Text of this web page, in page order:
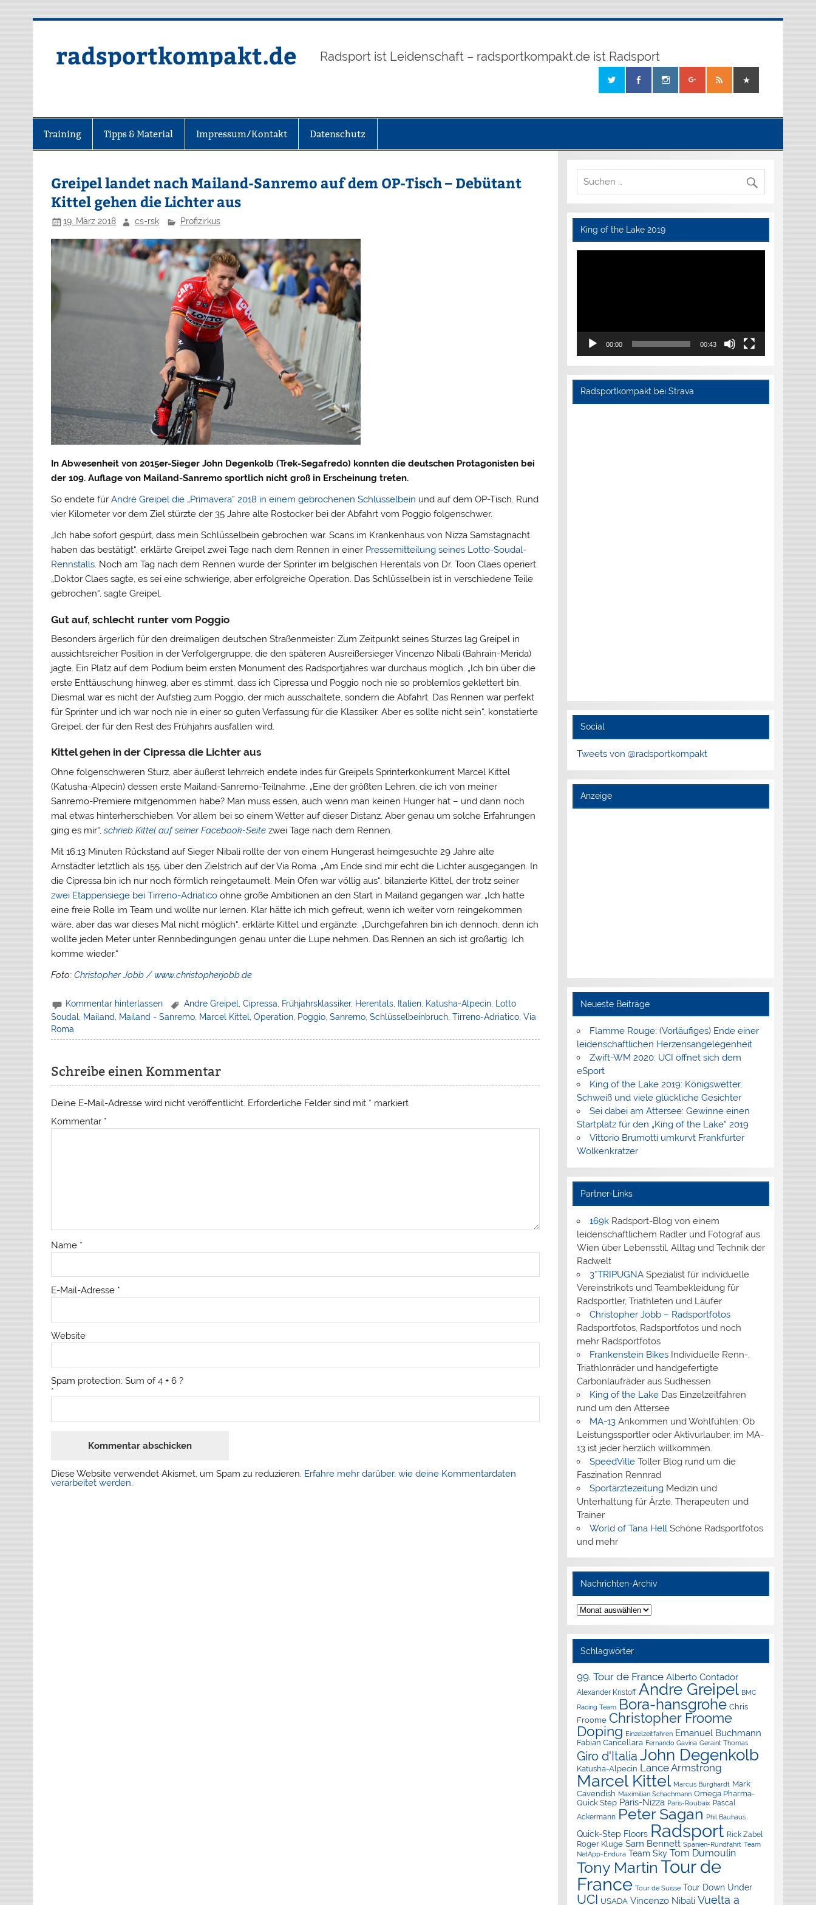
radsportkompakt.de Radsport ist Leidenschaft – radsportkompakt.de ist Radsport
Training Tipps & Material Impressum/Kontakt Datenschutz
Greipel landet nach Mailand-Sanremo auf dem OP-Tisch – Debütant
Kittel gehen die Lichter aus
19. März 2018 cs-rsk Profizirkus
In Abwesenheit von 2015er-Sieger John Degenkolb (Trek-Segafredo) konnten die deutschen Protagonisten bei
der 109. Auflage von Mailand-Sanremo sportlich nicht groß in Erscheinung treten.
So endete fürAndré Greipel die „Primavera“ 2018 in einem gebrochenen Schlüsselbein und auf dem OP-Tisch. Rund
vier Kilometer vor dem Ziel stürzte der 35 Jahre alte Rostocker bei der Abfahrt vom Poggio folgenschwer.
„Ich habe sofort gespürt, dass mein Schlüsselbein gebrochen war. Scans im Krankenhaus von Nizza Samstagnacht
haben das bestätigt“, erklärte Greipel zwei Tage nach dem Rennen in einer Pressemitteilung seines Lotto-Soudal-
Rennstalls. Noch am Tag nach dem Rennen wurde der Sprinter im belgischen Herentals von Dr. Toon Claes operiert.
„Doktor Claes sagte, es sei eine schwierige, aber erfolgreiche Operation. Das Schlüsselbein ist in verschiedene Teile
gebrochen“, sagte Greipel.
Gut auf, schlecht runter vom Poggio
Besonders ärgerlich für den dreimaligen deutschen Straßenmeister: Zum Zeitpunkt seines Sturzes lag Greipel in
aussichtsreicher Position in der Verfolgergruppe, die den späteren Ausreißersieger Vincenzo Nibali (Bahrain-Merida)
jagte. Ein Platz auf dem Podium beim ersten Monument des Radsportjahres war durchaus möglich. „Ich bin über die
erste Enttäuschung hinweg, aber es stimmt, dass ich Cipressa und Poggio noch nie so problemlos geklettert bin.
Diesmal war es nicht der Aufstieg zum Poggio, der mich ausschaltete, sondern die Abfahrt. Das Rennen war perfekt
für Sprinter und ich war noch nie in einer so guten Verfassung für die Klassiker. Aber es sollte nicht sein“, konstatierte
Greipel, der für den Rest des Frühjahrs ausfallen wird.
Kittel gehen in der Cipressa die Lichter aus
Ohne folgenschweren Sturz, aber äußerst lehrreich endete indes für Greipels Sprinterkonkurrent Marcel Kittel
(Katusha-Alpecin) dessen erste Mailand-Sanremo-Teilnahme. „Eine der größten Lehren, die ich von meiner
Sanremo-Premiere mitgenommen habe? Man muss essen, auch wenn man keinen Hunger hat – und dann noch
mal etwas hinterherschieben. Vor allem bei so einem Wetter auf dieser Distanz. Aber genau um solche Erfahrungen
ging es mir“,schrieb Kittel auf seiner Facebook-Seite zwei Tage nach dem Rennen.
Mit 16:13 Minuten Rückstand auf Sieger Nibali rollte der von einem Hungerast heimgesuchte 29 Jahre alte
Arnstädter letztlich als 155. über den Zielstrich auf der Via Roma. „Am Ende sind mir echt die Lichter ausgegangen. In
die Cipressa bin ich nur noch förmlich reingetaumelt. Mein Ofen war völlig aus“, bilanzierte Kittel, der trotz seiner
zwei Etappensiege bei Tirreno-Adriatico ohne große Ambitionen an den Start in Mailand gegangen war. „Ich hatte
eine freie Rolle im Team und wollte nur lernen. Klar hätte ich mich gefreut, wenn ich weiter vorn reingekommen
wäre, aber das war dieses Mal nicht möglich“, erklärte Kittel und ergänzte: „Durchgefahren bin ich dennoch, denn ich
wollte jeden Meter unter Rennbedingungen genau unter die Lupe nehmen. Das Rennen an sich ist großartig. Ich
komme wieder.“
Foto:Christopher Jobb / www.christopherjobb.de
Kommentar hinterlassen Andre Greipel, Cipressa, Frühjahrsklassiker, Herentals, Italien, Katusha-Alpecin, Lotto
Soudal
Mailand Mailand - Sanremo Marcel Kittel ,Operation Poggio ,Sanremo ,Schlüsselbeinbruch ,Tirreno-Adriatico ,Via
Roma
Schreibe einen Kommentar
Deine E-Mail-Adresse wird nicht veröffentlicht. Erforderliche Felder sind mit * markiert
Kommentar *
Name *
E-Mail-Adresse *
Website
Spam protection: Sum of 4 + 6 ?
*
Diese Website verwendet Akismet, um Spam zu reduzieren. Erfahre mehr darüber, wie deine Kommentardaten
verarbeitet werden.
King of the Lake 2019
Video-
00:00 00:43
Radsportkompakt bei Strava
Social
Tweets von @radsportkompakt
Anzeige
Neueste Beiträge
Flamme Rouge: (Vorläufiges) Ende einer
leidenschaftlichen Herzensangelegenheit
Zwift-WM 2020: UCI öffnet sich dem
eSport
King of the Lake 2019: Königswetter,
Schweiß und viele glückliche Gesichter
Sei dabei am Attersee: Gewinne einen
Startplatz für den „King of the Lake“ 2019
Vittorio Brumotti umkurvt Frankfurter
Wolkenkratzer
Partner-Links
169kRadsport-Blog von einem
leidenschaftlichem Radler und Fotograf aus
Wien über Lebensstil, Alltag und Technik der
Radwelt
3*TRIPUGNASpezialist für individuelle
Vereinstrikots und Teambekleidung für
Radsportler, Triathleten und Läufer
Christopher Jobb – Radsportfotos
Radsportfotos, Radsportfotos und noch
mehr Radsportfotos
Frankenstein BikesIndividuelle Renn-,
Triathlonräder und handgefertigte
Carbonlaufräder aus Südhessen
King of the LakeDas Einzelzeitfahren
rund um den Attersee
MA-13Ankommen und Wohlfühlen: Ob
Leistungssportler oder Aktivurlauber, im MA-
13 ist jeder herzlich willkommen.
SpeedVilleToller Blog rund um die
Faszination Rennrad
SportärztezeitungMedizin und
Unterhaltung für Ärzte, Therapeuten und
Trainer
World of Tana Hell Schöne Radsportfotos
und mehr
Nachrichten-Archiv
Nachrichten-
Archiv
Schlagwörter
99. Tour de France Alberto Contador
Alexander Kristoff Andre Greipel BMC
Racing Team Bora-hansgrohe Chris
Froome Christopher Froome
Doping Einzelzeitfahren Emanuel Buchmann
Fabian Cancellara Fernando Gaviria Geraint Thomas
Giro d'Italia John Degenkolb
Katusha-Alpecin Lance Armstrong
Marcel Kittel Marcus Burghardt Mark
Cavendish Maximilian Schachmann Omega Pharma-
Quick Step Paris-Nizza Paris-Roubaix Pascal
Ackermann Peter Sagan Phil Bauhaus
Quick-Step Floors Radsport Rick Zabel
Roger Kluge Sam Bennett Spanien-Rundfahrt Team
NetApp-Endura Team Sky Tom Dumoulin
Tony Martin Tour de
France Tour de Suisse Tour Down Under
UCI USADA Vincenzo Nibali Vuelta a